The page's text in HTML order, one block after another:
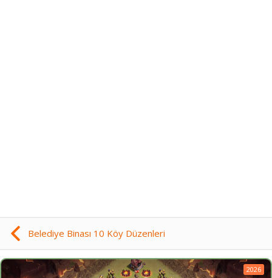
Belediye Binası 10 Köy Düzenleri
2026